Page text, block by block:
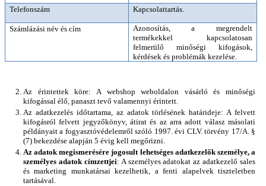
Telefonszám Kapcsolattartás.
Számlázási név és cím
Azonosítás, a megrendelt
termékekkel kapcsolatosan
felmerülő minőségi kifogások,
kérdések és problémák kezelése.
Az érintettek köre: A webshop weboldalon vásárló és minőségi
kifogással élő, panaszt tevő valamennyi érintett.
Az adatkezelés időtartama, az adatok törlésének határideje: A felvett
kifogásról felvett jegyzőkönyv, átirat és az arra adott válasz másolati
példányait a fogyasztóvédelemről szóló 1997. évi CLV. törvény 17/A. §
(7) bekezdése alapján 5 évig kell megőrizni.
Az adatok megismerésére jogosult lehetséges adatkezelők személye, a
személyes adatok címzettjei: A személyes adatokat az adatkezelő sales
és marketing munkatársai kezelhetik, a fenti alapelvek tiszteletben
tartásával.